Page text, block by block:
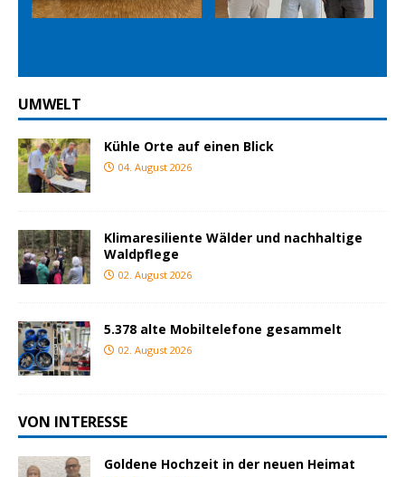
ious
t
UMWELT
Kühle Orte auf einen Blick
04. August 2026
Klimaresiliente Wälder und nachhaltige
Waldpflege
02. August 2026
5.378 alte Mobiltelefone gesammelt
02. August 2026
VON INTERESSE
Goldene Hochzeit in der neuen Heimat